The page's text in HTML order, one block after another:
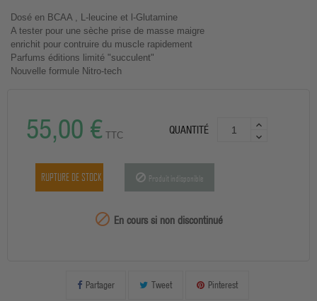
Dosé en BCAA , L-leucine et l-Glutamine
A tester pour une sèche prise de masse maigre
enrichit pour contruire du muscle rapidement
Parfums éditions limité "succulent"
Nouvelle formule Nitro-tech
55,00 € TTC QUANTITÉ
RUPTURE DE STOCK Produit indisponible
 En cours si non discontinué
Partager Tweet Pinterest